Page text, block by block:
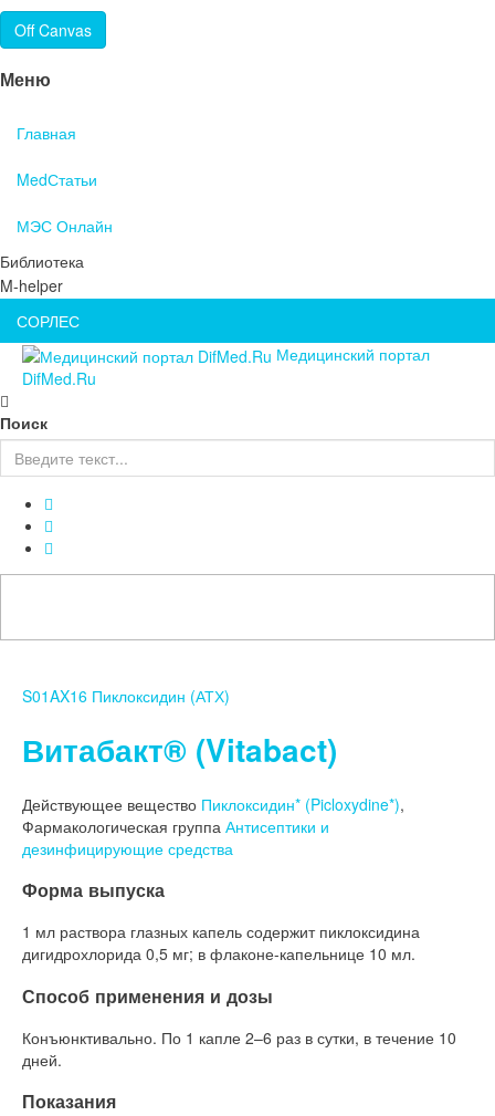
Off Canvas
Меню
Главная
MedСтатьи
МЭС Онлайн
Библиотека
M-helper
СОРЛЕС
Медицинский портал
DifMed.Ru
Поиск
S01AX16 Пиклоксидин (АТХ)
Витабакт® (Vitabact)
Действующее вещество Пиклоксидин* (Picloxydine*),
Фармакологическая группа Антисептики и
дезинфицирующие средства
Форма выпуска
1 мл раствора глазных капель содержит пиклоксидина
дигидрохлорида 0,5 мг; в флаконе-капельнице 10 мл.
Способ применения и дозы
Конъюнктивально. По 1 капле 2–6 раз в сутки, в течение 10
дней.
Показания